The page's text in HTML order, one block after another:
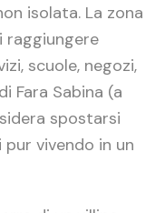
isolata. La zona
raggiungere
scuole, negozi,
Fara Sabina (a
spostarsi
vivendo in un